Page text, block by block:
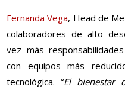
Fernanda Vega, Head de
colaboradores de alto
vez más
con equipos más
tecnológica. “El bienestar